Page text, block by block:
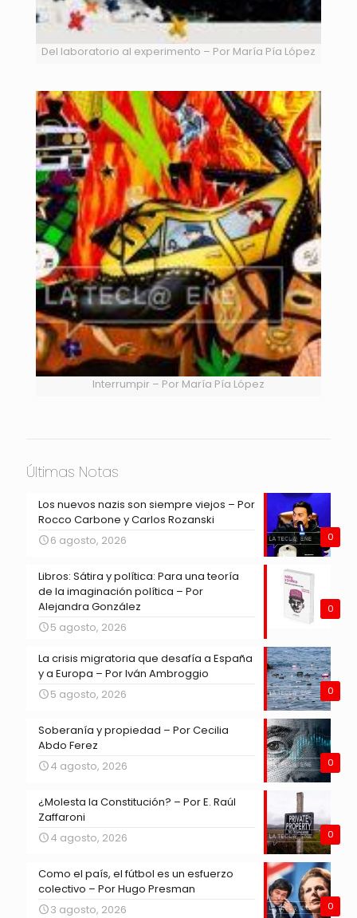
Del laboratorio al experimento – Por María Pía López
Interrumpir – Por María Pía López
Últimas Notas
0
Los nuevos nazis son siempre viejos – Por
Rocco Carbone y Carlos Rozanski
6 agosto, 2026
0
Libros: Sátira y política: Para una teoría
de la imaginación política – Por
Alejandra González
5 agosto, 2026
0
La crisis migratoria que desafía a España
y a Europa – Por Iván Ambroggio
5 agosto, 2026
0
Soberanía y propiedad – Por Cecilia
Abdo Ferez
4 agosto, 2026
0
¿Molesta la Constitución? – Por E. Raúl
Zaffaroni
4 agosto, 2026
0
Como el país, el fútbol es un esfuerzo
colectivo – Por Hugo Presman
3 agosto, 2026